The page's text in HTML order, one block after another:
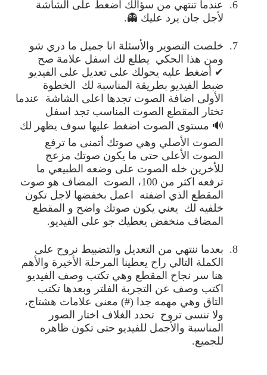
6.
عندما تنتهي من سؤالك اضغط على الشاشة
لأجل جان يرد عليك 👻
.
7.
خلصت التصوير والأسئلة انا جميل ما دري شو
ومن هذا الحكي يطلع لك اسفل علامة صح
✔ أضغط عليه يحولك على تعديل على الفيديو
ضبط الفيديو بطريقة المناسبة لك الخطوة
الأولى اضافة الصوت تجدها اعلى الشاشة عندما
تختار المقطع الصوت المناسب تجد اسفل
🔊 مستوى الصوت اضغط عليها سوف يظهر لك
الصوت الأصلي وهي صوتك أتمنى ما ترفع
الصوت الأعلى حتى ما يكون صوتك مزعج
للأخرين خله الصوت على وضعه الطبيعي ما
ترفعه اكثر من 100، الصوت المضاف هو صوت
المقطع الذي اضفته اعمل بخفضها لاجل تكون
خلفيه لك يعني يكون صوتك واضح و المقطع
المضاف منخفض يعطيك جو على الفيديو.
8.
بعدما ننتهي من التعديل والتضبيط نروح على
الكملة التالي راح يعطينا المرحلة الأخيرة والأهم
هنا سر نجاح المقطع وهي تكتب وصف الفيديو
اكتب وصف عن التجربة الفلتر وبعدها تكتب
التاق وهي مهمه جدا (#) معنى علامات هشتاج،
ولا تنسى تروح تحدد الغلاف اختار الصور
المناسبة والأجمل للفيديو حتى تكون ظاهره
للجميع.